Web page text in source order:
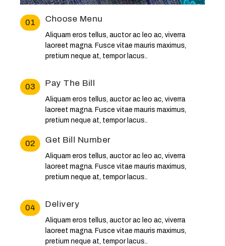
01 Choose Menu
Aliquam eros tellus, auctor ac leo ac, viverra
laoreet magna. Fusce vitae mauris maximus,
pretium neque at, tempor lacus..
03 Pay The Bill
Aliquam eros tellus, auctor ac leo ac, viverra
laoreet magna. Fusce vitae mauris maximus,
pretium neque at, tempor lacus..
02 Get Bill Number
Aliquam eros tellus, auctor ac leo ac, viverra
laoreet magna. Fusce vitae mauris maximus,
pretium neque at, tempor lacus..
04 Delivery
Aliquam eros tellus, auctor ac leo ac, viverra
laoreet magna. Fusce vitae mauris maximus,
pretium neque at, tempor lacus..